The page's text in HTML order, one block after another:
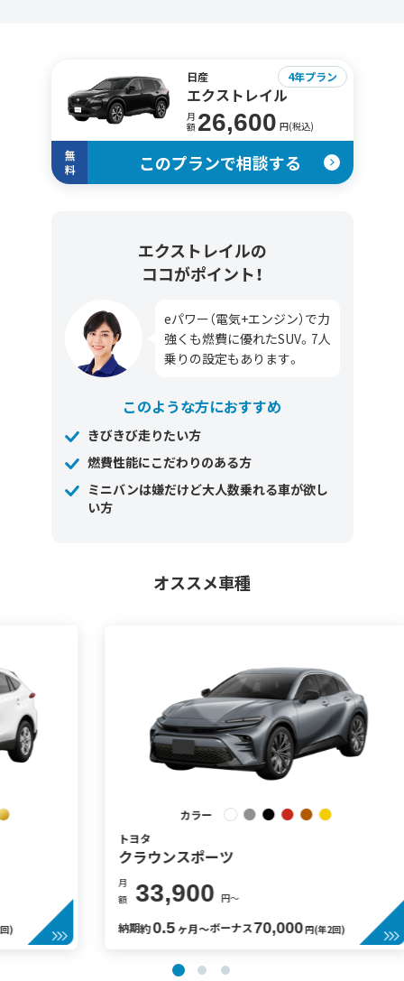
日産
エクストレイル
月
額 26,600 円(税込)
4年プラン
無
料
このプランで相談する
エクストレイルの
ココがポイント！
eパワー（電気+エンジン）で力
強くも燃費に優れたSUV。7人
乗りの設定もあります。
このような方におすすめ
きびきび走りたい方
燃費性能にこだわりのある方
ミニバンは嫌だけど大人数乗れる車が欲し
い方
オススメ車種
クラウンスポーツ
額
33,900 円〜
0.5ヶ月〜ボーナス70,000円(年2回)
額